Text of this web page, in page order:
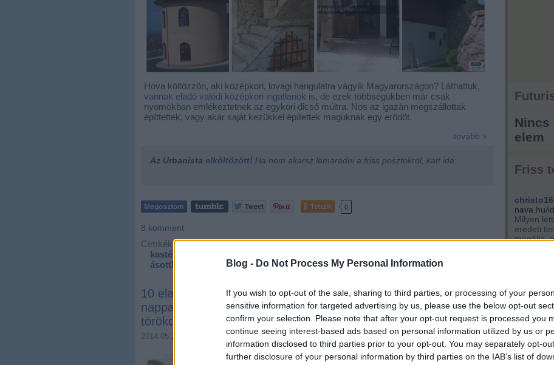
Blog - Do Not Process My Personal Information
If you wish to opt-out of the sale, sharing to third parties, or processing of your
sensitive information for targeted advertising by us, please use the below opt-out
confirm your selection. Please note that after your opt-out request is processed you
continue seeing interest-based ads based on personal information utilized by us or
information disclosed to third parties prior to your opt-out. You may separately opt-
further disclosure of your personal information by third parties on the IAB’s list of
Hova költözzön, aki középkori, lovagi hangulatra vágyik Magyarországon? Láthattuk,
vannak eladó valódi középkori ingatlanok is, de ezek többségükben már csak
nyomokban emlékeztetnek az egykori dicső múltra. Nos az igazán megszállottak
építtettek, vagy akár saját kezükkel építettek maguknak egy erődöt.
tovább »
Az Urbanista elköltözött! Ha nem akarsz lemaradni a friss posztokról, katt ide:
Tetszik 0
8 komment
Címkék: budapest balaton hirdetés pécs balatonendréd sopron
vár
kastély
ásotthalom
fura ingatlan
10 eladó középkori ingatlan Magyarországon. Várfal a
nappaliban, boltív a pincében, kőkeret a homlokzaton -
törökdúlás előtti kecók
2014.05.29. 08:00 Zubreczki Dávid
Nincs
elem
Friss
nava.hu/
Milyen
eredeti
megálló,
engem
Éppen
(2021.04.16.
tervezik
király
nem
pénzért
kere...(